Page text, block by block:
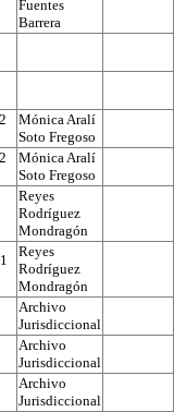
Fuentes
Barrera
Mónica Aralí
Soto Fregoso
Mónica Aralí
Soto Fregoso
Reyes
Rodríguez
Mondragón
Reyes
Rodríguez
Mondragón
Archivo
Jurisdiccional
Archivo
Jurisdiccional
Archivo
Jurisdiccional